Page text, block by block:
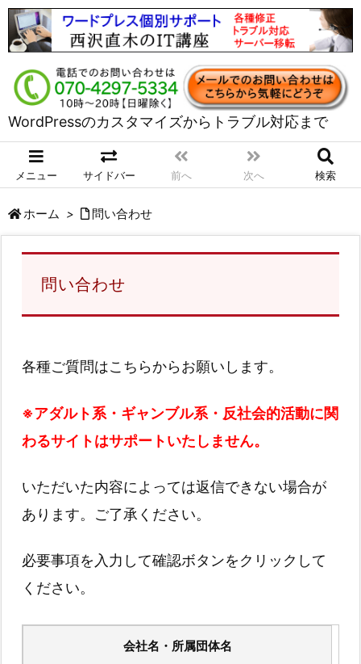
WordPressのカスタマイズからトラブル対応まで
メニュー サイドバー 前へ 次へ 検索
ホーム > 問い合わせ
問い合わせ
各種ご質問はこちらからお願いします。
※アダルト系・ギャンブル系・反社会的活動に関
わるサイトはサポートいたしません。
いただいた内容によっては返信できない場合が
あります。ご了承ください。
必要事項を入力して確認ボタンをクリックして
ください。
会社名・所属団体名